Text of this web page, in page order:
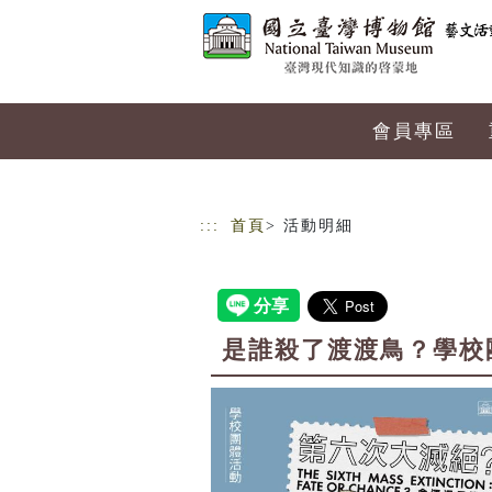
會員專區
::: 首頁 > 活動明細
是誰殺了渡渡鳥？學